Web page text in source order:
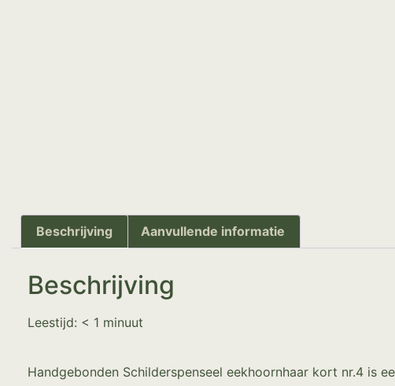
Beschrijving Aanvullende informatie
Beschrijving
Leestijd: < 1 minuut
Handgebonden Schilderspenseel eekhoornhaar kort nr.4 is